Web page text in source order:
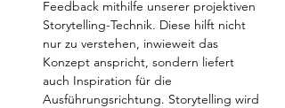
Feedback mithilfe unserer projektiven
Storytelling-Technik. Diese hilft nicht
nur zu verstehen, inwieweit das
Konzept anspricht, sondern liefert
auch Inspiration für die
Ausführungsrichtung. Storytelling wird